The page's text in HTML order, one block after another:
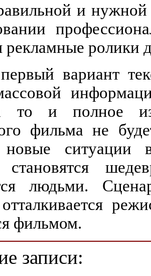
и
рекламные ролики
вариант
то и полное
фильма не
новые ситуации
становятся
людьми.
фильмом.
записи: